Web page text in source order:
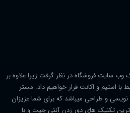
سایت فروشگاه در نظر گرفت زیرا علاوه بر
استیم و اکانت قرار خواهیم داد. مستر
و طراحی میباشد که برای شما عزیزان
تکنیک های دور زدن آنتی چیت و با